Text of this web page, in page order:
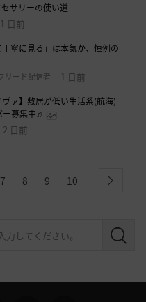
サリーの使い道
1 日前
丁寧に見る」は本気か、恒例の
リード配信者 1 日前
ヴァ】敷居が低い生活系(航海)
募集中♫
2 日前
7 8 9 10 next
検